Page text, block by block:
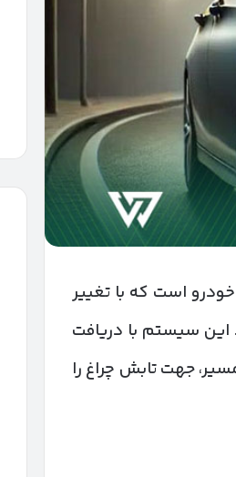
است که با تغییر
این سیستم با دریافت
جهت تابش چراغ را